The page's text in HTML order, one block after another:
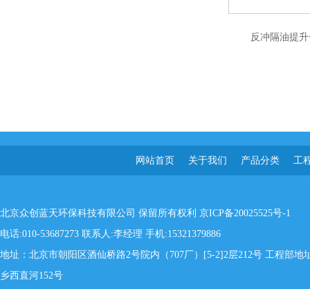
反冲隔油提
网站首页 关于我们 产品分类 工
北京众创蓝天环保科技有限公司 保留所有权利 京ICP备20025525号-1
电话:010-53687273 联系人:李经理 手机:15321379886
地址：北京市朝阳区酒仙桥路2号院内（707厂）[5-2]2层212号 工程部地
乡西直河152号